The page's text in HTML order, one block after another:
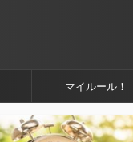
マイルール！